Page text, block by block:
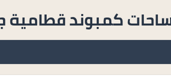
كمبوند قطامية